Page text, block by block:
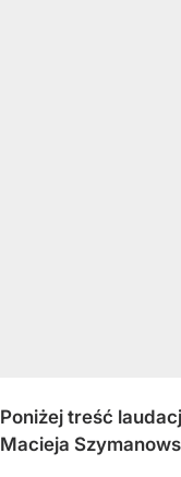
Poniżej treść
Macieja